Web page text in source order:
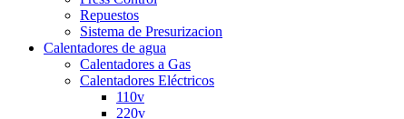
Repuestos
Sistema de Presurizacion
Calentadores de agua
Calentadores a Gas
Calentadores Eléctricos
110v
220v